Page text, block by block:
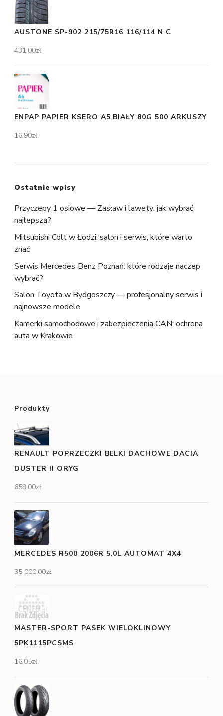
AUSTONE SP-902 215/75R16 116/114 N C
431,00zł
ENPAP PAPIER KSERO A5 BIAŁY 80G 500 ARKUSZY
16,90zł
Ostatnie wpisy
Przyczepy 1 osiowe — Zasław i lawety: jak wybrać
najlepszą?
Mitsubishi Colt w Łodzi: salon i serwis, które warto
znać
Serwis Mercedes‑Benz Poznań: które rodzaje naczep
wybrać?
Salon Toyota w Bydgoszczy — profesjonalny serwis i
najnowsze modele
Kamerki samochodowe i zabezpieczenia CAN: ochrona
auta w Krakowie
Produkty
RENAULT POPRZECZKI BELKI DACHOWE DACIA
DUSTER II ORYG
659,00zł
MERCEDES R500 2006R 5,0L AUTOMAT 4X4
35 000,00zł
MASTER-SPORT PASEK WIELOKLINOWY
5PK1115PCSMS
16,05zł